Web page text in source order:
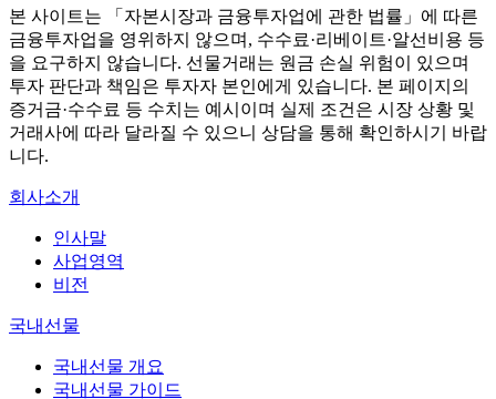
본 사이트는 「자본시장과 금융투자업에 관한 법률」에 따른
금융투자업을 영위하지 않으며, 수수료·리베이트·알선비용 등
을 요구하지 않습니다. 선물거래는 원금 손실 위험이 있으며
투자 판단과 책임은 투자자 본인에게 있습니다. 본 페이지의
증거금·수수료 등 수치는 예시이며 실제 조건은 시장 상황 및
거래사에 따라 달라질 수 있으니 상담을 통해 확인하시기 바랍
니다.
회사소개
인사말
사업영역
비전
국내선물
국내선물 개요
국내선물 가이드